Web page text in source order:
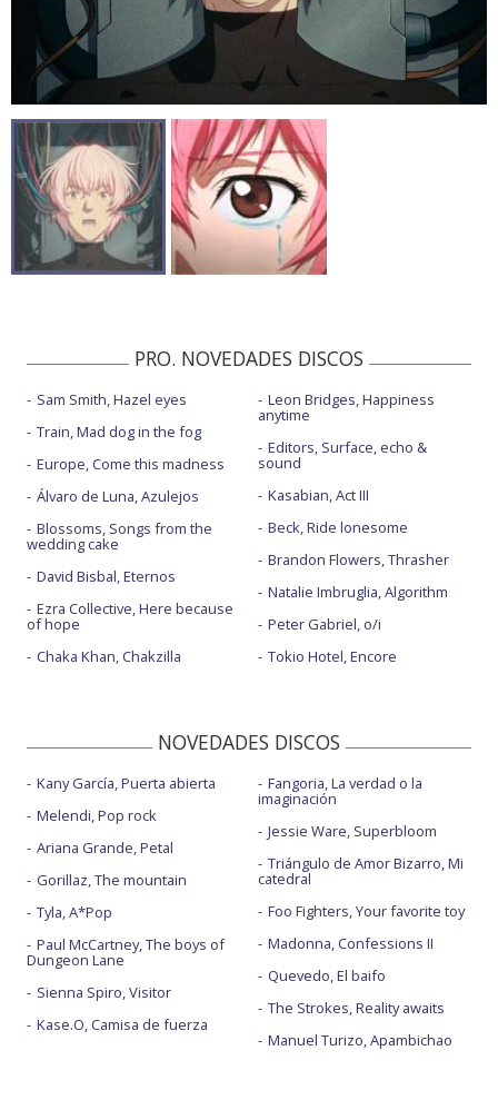
PRO. NOVEDADES DISCOS
Sam Smith, Hazel eyes
Train, Mad dog in the fog
Europe, Come this madness
Álvaro de Luna, Azulejos
Blossoms, Songs from the
wedding cake
David Bisbal, Eternos
Ezra Collective, Here because
of hope
Chaka Khan, Chakzilla
Leon Bridges, Happiness
anytime
Editors, Surface, echo &
sound
Kasabian, Act III
Beck, Ride lonesome
Brandon Flowers, Thrasher
Natalie Imbruglia, Algorithm
Peter Gabriel, o/i
Tokio Hotel, Encore
NOVEDADES DISCOS
Kany García, Puerta abierta
Melendi, Pop rock
Ariana Grande, Petal
Gorillaz, The mountain
Tyla, A*Pop
Paul McCartney, The boys of
Dungeon Lane
Sienna Spiro, Visitor
Kase.O, Camisa de fuerza
Fangoria, La verdad o la
imaginación
Jessie Ware, Superbloom
Triángulo de Amor Bizarro, Mi
catedral
Foo Fighters, Your favorite toy
Madonna, Confessions II
Quevedo, El baifo
The Strokes, Reality awaits
Manuel Turizo, Apambichao